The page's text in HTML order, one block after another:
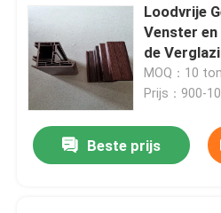
Loodvrije
Venster
de
MOQ：10 ton
Prijs：900-
Beste prijs